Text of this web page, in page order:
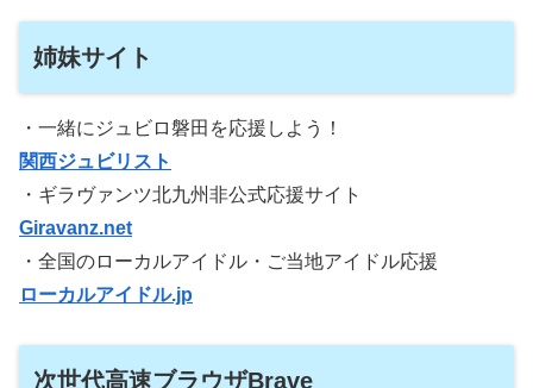
姉妹サイト
・一緒にジュビロ磐田を応援しよう！
関西ジュビリスト
・ギラヴァンツ北九州非公式応援サイト
Giravanz.net
・全国のローカルアイドル・ご当地アイドル応援
ローカルアイドル.jp
次世代高速ブラウザBrave